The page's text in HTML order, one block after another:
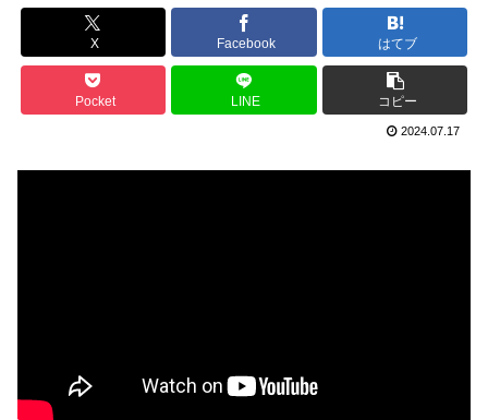
X Facebook はてブ
Pocket LINE コピー
2024.07.17